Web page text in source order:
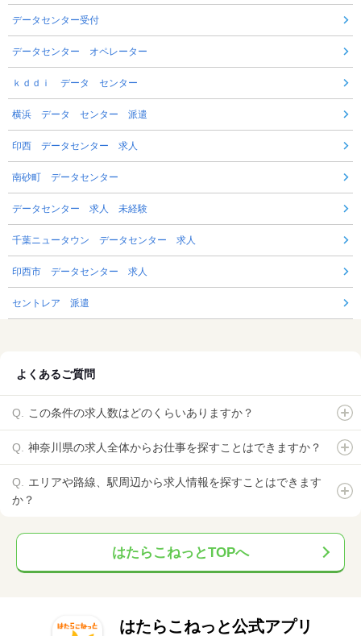
データセンター受付
データセンター オペレーター
ｋｄｄｉ データ センター
横浜 データ センター 派遣
印西 データセンター 求人
南砂町 データセンター
データセンター 求人 未経験
千葉ニュータウン データセンター 求人
印西市 データセンター 求人
セントレア 派遣
よくあるご質問
この条件の求人数はどのくらいありますか？
神奈川県の求人全体からお仕事を探すことはできますか？
エリアや路線、駅周辺から求人情報を探すことはできます
か？
はたらこねっとTOPへ
はたらこねっと公式アプリ